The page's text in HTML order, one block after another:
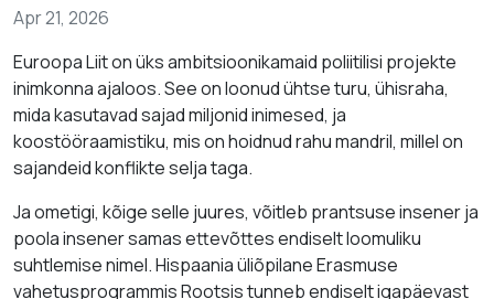
Apr 21, 2026
Euroopa Liit on üks ambitsioonikamaid poliitilisi projekte
inimkonna ajaloos. See on loonud ühtse turu, ühisraha,
mida kasutavad sajad miljonid inimesed, ja
koostööraamistiku, mis on hoidnud rahu mandril, millel on
sajandeid konflikte selja taga.
Ja ometigi, kõige selle juures, võitleb prantsuse insener ja
poola insener samas ettevõttes endiselt loomuliku
suhtlemise nimel. Hispaania üliõpilane Erasmuse
vahetusprogrammis Rootsis tunneb endiselt igapäevast